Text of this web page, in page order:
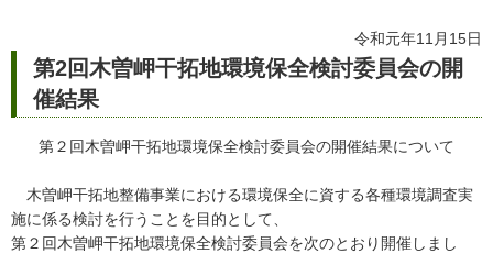
令和元年11月15日
第2回木曽岬干拓地環境保全検討委員会の開
催結果
第２回木曽岬干拓地環境保全検討委員会の開催結果について
木曽岬干拓地整備事業における環境保全に資する各種環境調査実
施に係る検討を行うことを目的として、
第２回木曽岬干拓地環境保全検討委員会を次のとおり開催しまし